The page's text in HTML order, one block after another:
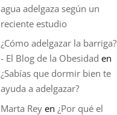
agua adelgaza según un
reciente estudio
¿Cómo adelgazar la barriga?
- El Blog de la Obesidad en
¿Sabías que dormir bien te
ayuda a adelgazar?
Marta Rey en ¿Por qué el